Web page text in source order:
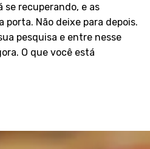
se recuperando, e as
porta. Não deixe para depois.
pesquisa e entre nesse
O que você está